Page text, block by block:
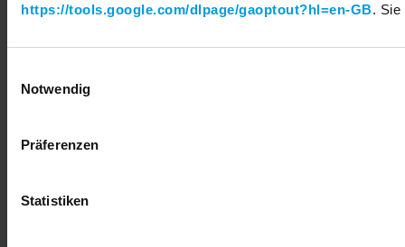
https://tools.google.com/dlpage/gaoptout?hl=en-GB.
Notwendig
Präferenzen
Statistiken